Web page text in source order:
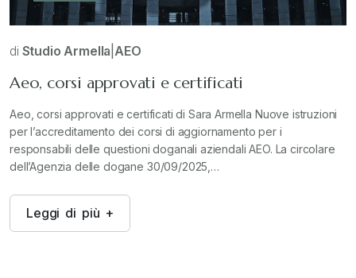
di Studio Armella |AEO
Aeo, corsi approvati e certificati
Aeo, corsi approvati e certificati di Sara Armella Nuove istruzioni
per l’accreditamento dei corsi di aggiornamento per i
responsabili delle questioni doganali aziendali AEO. La circolare
dell’Agenzia delle dogane 30/09/2025,…
Leggi di più +